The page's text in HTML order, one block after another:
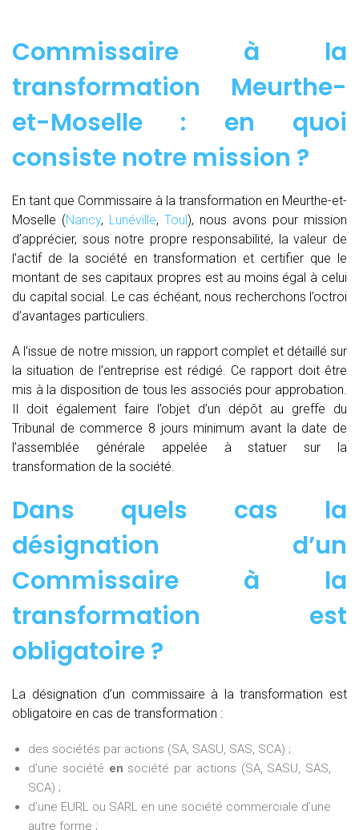
Commissaire à la
transformation Meurthe-
et-Moselle : en quoi
consiste notre mission ?
En tant que Commissaire à la transformation en Meurthe-et-
Moselle (Nancy, Lunéville, Toul), nous avons pour mission
d’apprécier, sous notre propre responsabilité, la valeur de
l’actif de la société en transformation et certifier que le
montant de ses capitaux propres est au moins égal à celui
du capital social. Le cas échéant, nous recherchons l’octroi
d’avantages particuliers.
A l’issue de notre mission, un rapport complet et détaillé sur
la situation de l’entreprise est rédigé. Ce rapport doit être
mis à la disposition de tous les associés pour approbation.
Il doit également faire l’objet d’un dépôt au greffe du
Tribunal de commerce 8 jours minimum avant la date de
l’assemblée générale appelée à statuer sur la
transformation de la société.
Dans quels cas la
désignation d’un
Commissaire à la
transformation est
obligatoire ?
La désignation d’un commissaire à la transformation est
obligatoire en cas de transformation :
des sociétés par actions (SA, SASU, SAS, SCA) ;
d’une société en société par actions (SA, SASU, SAS,
SCA) ;
d’une EURL ou SARL en une société commerciale d’une
autre forme ;